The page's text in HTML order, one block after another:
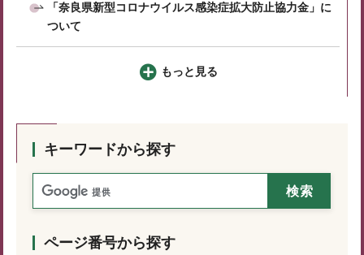
「奈良県新型コロナウイルス感染症拡大防止協力金」に
ついて
もっと見る
キーワードから探す
ページ番号から探す